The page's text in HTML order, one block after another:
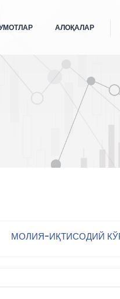
АЛОҚАЛАР
МОЛИЯ-ИҚТИСОДИЙ